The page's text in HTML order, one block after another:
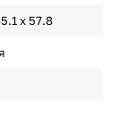
х 57.8